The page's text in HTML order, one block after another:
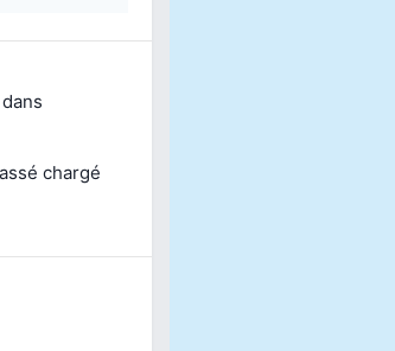
dans
chargé